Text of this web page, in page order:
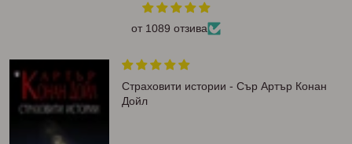
от 1089 отзива
Страховити истории - Сър Артър Конан
Дойл